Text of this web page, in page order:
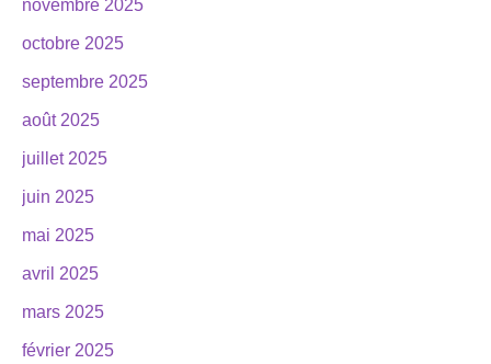
novembre 2025
octobre 2025
septembre 2025
août 2025
juillet 2025
juin 2025
mai 2025
avril 2025
mars 2025
février 2025